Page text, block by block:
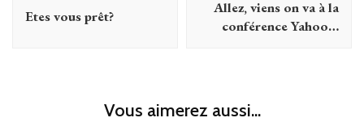
Etes vous prêt?
Allez, viens on va à la
conférence Yahoo…
Vous aimerez aussi...